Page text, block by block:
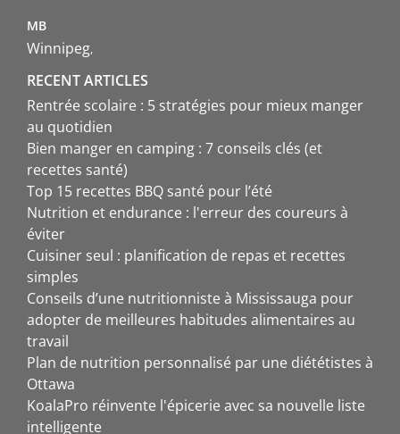
MB
Winnipeg
RECENT ARTICLES
Rentrée scolaire : 5 stratégies pour mieux manger
au quotidien
Bien manger en camping : 7 conseils clés (et
recettes santé)
Top 15 recettes BBQ santé pour l’été
Nutrition et endurance : l'erreur des coureurs à
éviter
Cuisiner seul : planification de repas et recettes
simples
Conseils d’une nutritionniste à Mississauga pour
adopter de meilleures habitudes alimentaires au
travail
Plan de nutrition personnalisé par une diététistes à
Ottawa
KoalaPro réinvente l'épicerie avec sa nouvelle liste
intelligente